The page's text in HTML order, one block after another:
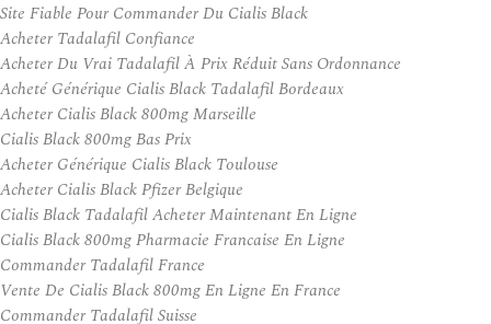
Site Fiable Pour Commander Du Cialis Black
Acheter Tadalafil Confiance
Acheter Du Vrai Tadalafil À Prix Réduit Sans Ordonnance
Acheté Générique Cialis Black Tadalafil Bordeaux
Acheter Cialis Black 800mg Marseille
Cialis Black 800mg Bas Prix
Acheter Générique Cialis Black Toulouse
Acheter Cialis Black Pfizer Belgique
Cialis Black Tadalafil Acheter Maintenant En Ligne
Cialis Black 800mg Pharmacie Francaise En Ligne
Commander Tadalafil France
Vente De Cialis Black 800mg En Ligne En France
Commander Tadalafil Suisse